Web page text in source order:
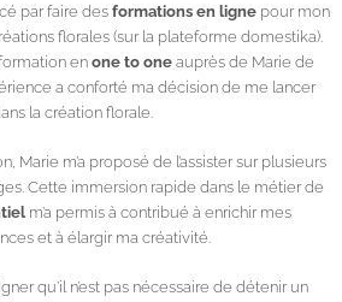
par faire des formations en ligne pour mon
florales (sur la plateforme domestika).
en one to oneauprès de Marie de
a conforté ma décision de me lancer
la création florale.
Marie m’a proposé de l’assister sur plusieurs
Cette immersion rapide dans le métier de
m’a permis à contribué à enrichir mes
et à élargir ma créativité.
qu’il n’est pas nécessaire de détenir un